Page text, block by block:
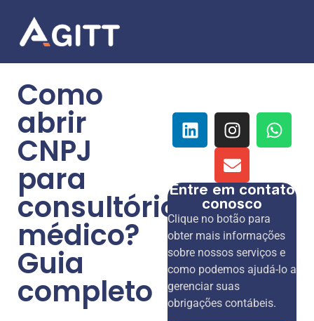
Como
abrir
CNPJ
para
consultório
médico?
Guia
completo
Entre em contato
conosco
Clique no botão para
obter mais informações
sobre nossos serviços e
como podemos ajudá-lo a
gerenciar suas
obrigações contábeis.